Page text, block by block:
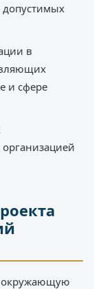
допустимых
в
и сфере
окружающую